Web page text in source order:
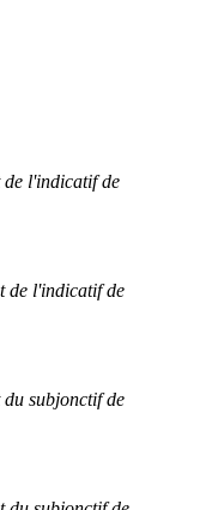
de l'indicatif de
de l'indicatif de
subjonctif de